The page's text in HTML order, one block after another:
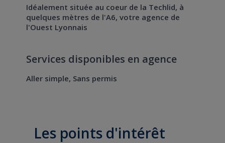
Idéalement située au coeur de la Techlid, à
quelques mètres de l'A6, votre agence de
l'Ouest Lyonnais
Services disponibles en agence
Aller simple, Sans permis
Les points d'intérêt